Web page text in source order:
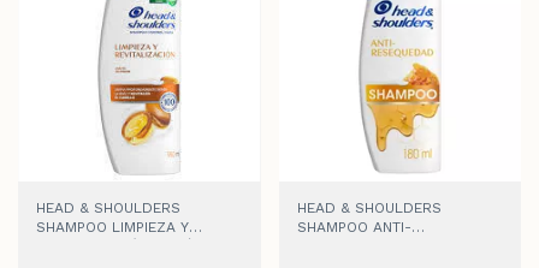
HEAD & SHOULDERS
SHAMPOO LIMPIEZA Y
HEAD & SHOULDERS
SHAMPOO ANTI-